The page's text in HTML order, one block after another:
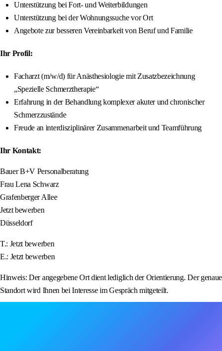
Unterstützung bei Fort- und Weiterbildungen
Unterstützung bei der Wohnungssuche vor Ort
Angebote zur besseren Vereinbarkeit von Beruf und Familie
Ihr Profil:
Facharzt (m/w/d) für Anästhesiologie mit Zusatzbezeichnung
„Spezielle Schmerztherapie“
Erfahrung in der Behandlung komplexer akuter und chronischer
Schmerzzustände
Freude an interdisziplinärer Zusammenarbeit und Teamführung
Ihr Kontakt:
Bauer B+V Personalberatung
Frau Lena Schwarz
Grafenberger Allee
Jetzt bewerben
Düsseldorf
T.: Jetzt bewerben
E.: Jetzt bewerben
Hinweis: Der angegebene Ort dient lediglich der Orientierung. Der genaue
Standort wird Ihnen bei Interesse im Gespräch mitgeteilt.